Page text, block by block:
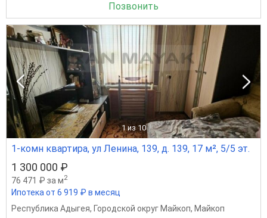
Позвонить
1 из 10
1-комн квартира, ул Ленина, 139, д. 139, 17 м², 5/5 эт.
1 300 000 ₽
76 471 ₽ за м2
Ипотека от 6 919 ₽ в месяц
Республика Адыгея, Городской округ Майкоп, Майкоп